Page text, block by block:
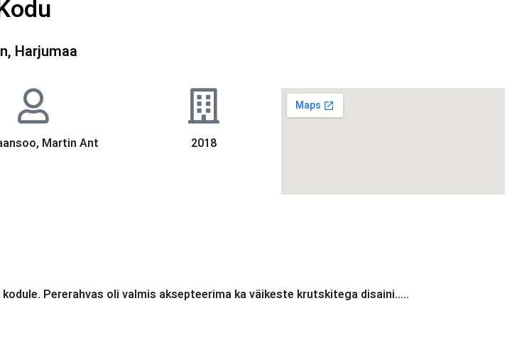
Harjumaa
Martin Ant 2018
Pererahvas oli valmis aksepteerima ka väikeste krutskitega disaini…..